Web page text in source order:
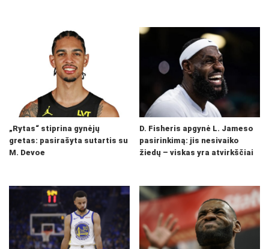
„Rytas“ stiprina gynėjų
gretas: pasirašyta sutartis su
M. Devoe
D. Fisheris apgynė L. Jameso
pasirinkimą: jis nesivaiko
žiedų – viskas yra atvirkščiai